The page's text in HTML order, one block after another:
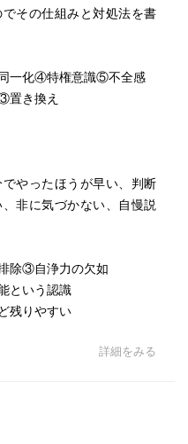
その仕組みと対処法を書
一化④特権意識⑤不全感
置き換え
やったほうが早い、判断
非に気づかない、自慢説
除③自浄力の欠如
という認識
残りやすい
詳細をみる